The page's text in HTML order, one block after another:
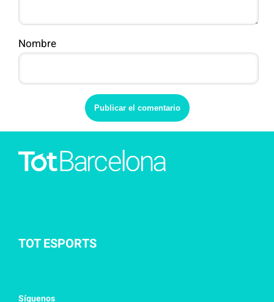
Nombre
TOT ESPORTS
Síguenos